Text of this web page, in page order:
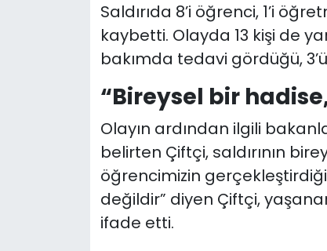
Saldırıda 8’i öğrenci, 1’i
kaybetti. Olayda 13 kişi de
bakımda tedavi gördüğü,
“Bireysel bir
Olayın ardından ilgili
belirten Çiftçi, saldırının
öğrencimizin
değildir” diyen Çiftçi,
ifade etti.